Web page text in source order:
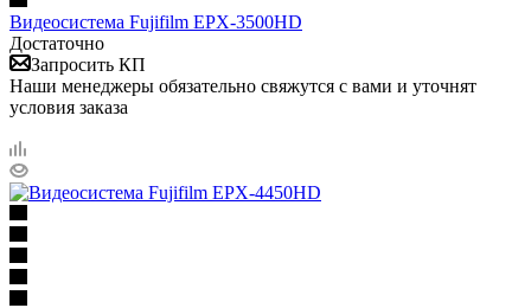
Видеосистема Fujifilm EPX-3500HD
Достаточно
Запросить КП
Наши менеджеры обязательно свяжутся с вами и уточнят
условия заказа